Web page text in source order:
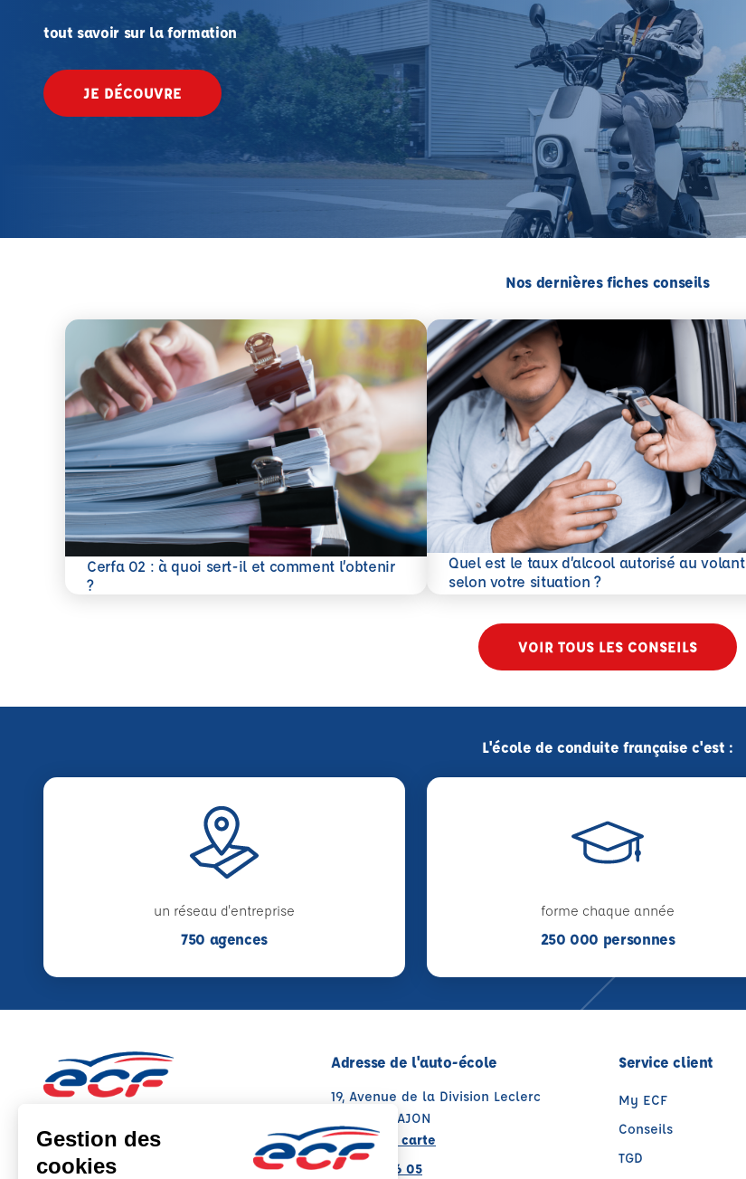
tout savoir sur la formation
JE DÉCOUVRE
Nos dernières fiches conseils
Cerfa 02 : à quoi sert-il et comment l’obtenir
?
En savoir plus
Quel est le taux d’alcool autorisé au volant
selon votre situation ?
En savoir plus
VOIR TOUS LES CONSEILS
L'école de conduite française c'est :
un réseau d'entreprise
750 agences
forme chaque année
250 000 personnes
Note : 5/5
Moyenne calculée sur 41 avis
Adresse de l'auto-école
19, Avenue de la Division Leclerc
91290 ARPAJON
Voir sur la carte
01 89 71 26 05
Service client
My ECF
Conseils
TGD